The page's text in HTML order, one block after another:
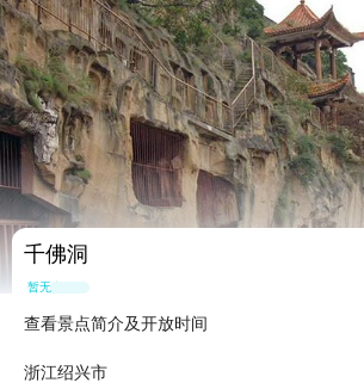
千佛洞
暂无点评
查看景点简介及开放时间
浙江绍兴市
